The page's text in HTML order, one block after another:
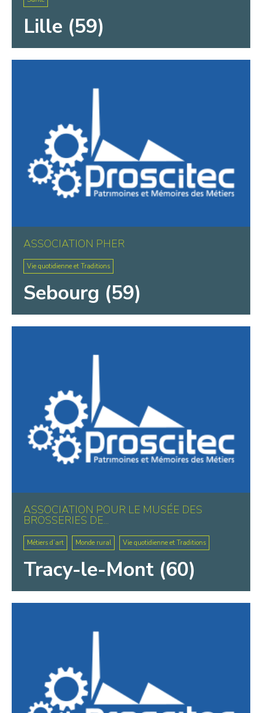
Lille (59)
ASSOCIATION PHER
Vie quotidienne et Traditions
Sebourg (59)
ASSOCIATION POUR LE MUSÉE DES
BROSSERIES DE...
Métiers d’art Monde rural Vie quotidienne et Traditions
Tracy-le-Mont (60)